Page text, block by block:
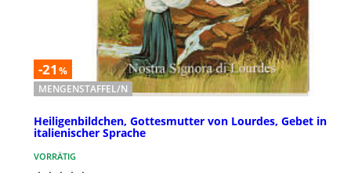
-21 %
MENGENSTAFFEL/N
Heiligenbildchen, Gottesmutter von Lourdes, Gebet in
italienischer Sprache
VORRÄTIG